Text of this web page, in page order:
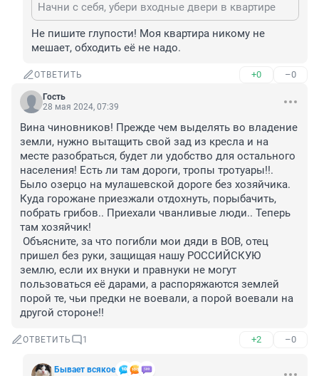
Начни с себя, убери входные двери в квартире
Не пишите глупости! Моя квартира никому не
мешает, обходить её не надо.
ОТВЕТИТЬ +0 –0
Гость
28 мая 2024, 07:39
Вина чиновников! Прежде чем выделять во владение
земли, нужно вытащить свой зад из кресла и на
месте разобраться, будет ли удобство для остального
населения! Есть ли там дороги, тропы тротуары!!.
Было озерцо на мулашевской дороге без хозяйчика.
Куда горожане приезжали отдохнуть, порыбачить,
побрать грибов.. Приехали чванливые люди.. Теперь
там хозяйчик!
Объясните, за что погибли мои дяди в ВОВ, отец
пришел без руки, защищая нашу РОССИЙСКУЮ
землю, если их внуки и правнуки не могут
пользоваться её дарами, а распоряжаются землей
порой те, чьи предки не воевали, а порой воевали на
другой стороне!!
ОТВЕТИТЬ 1 +2 –0
Бывает всякое